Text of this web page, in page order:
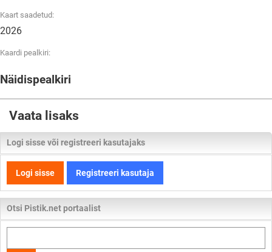
Kaart saadetud:
2026
Kaardi pealkiri:
Näidispealkiri
Vaata lisaks
Logi sisse või registreeri kasutajaks
Logi sisse Registreeri kasutaja
Otsi Pistik.net portaalist
kogu